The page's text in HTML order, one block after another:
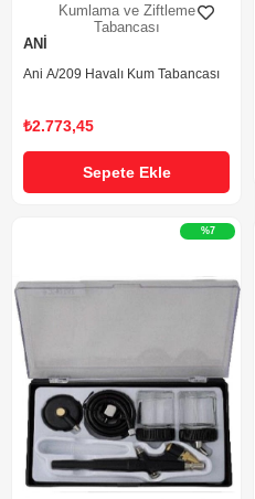
Kumlama ve Ziftleme
Tabancası
ANİ
Ani A/209 Havalı Kum Tabancası
₺2.773,45
Sepete Ekle
%7